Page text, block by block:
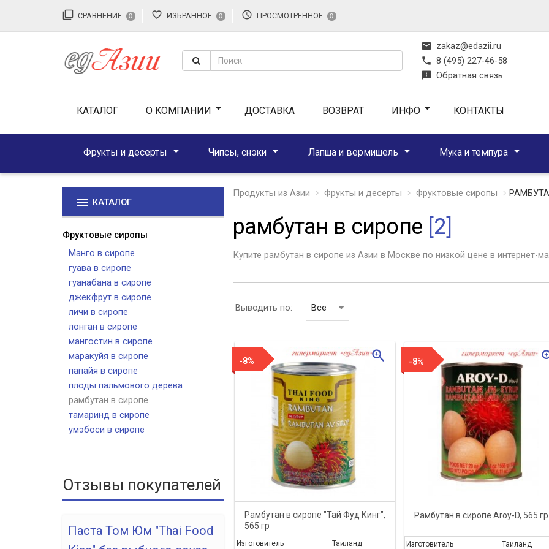
filter_none СРАВНЕНИЕ 0 favorite_border ИЗБРАННОЕ 0 access_time ПРОСМОТРЕННОЕ 0
mail zakaz@edazii.ru
phone 8 (495) 227-46-58
feedback Обратная связь
КАТАЛОГ О КОМПАНИИ ДОСТАВКА ВОЗВРАТ ИНФО КОНТАКТЫ
Фрукты и десерты Чипсы, снэки Лапша и вермишель Мука и темпура
menu КАТАЛОГ
Фруктовые сиропы
Манго в сиропе
гуава в сиропе
гуанабана в сиропе
джекфрут в сиропе
личи в сиропе
лонган в сиропе
мангостин в сиропе
маракуйя в сиропе
папайя в сиропе
плоды пальмового дерева
рамбутан в сиропе
тамаринд в сиропе
умэбоси в сиропе
Отзывы покупателей
Паста Том Юм "Thai Food
Продукты из Азии Фрукты и десерты Фруктовые сиропы
рамбутан в сиропе [2]
Купите рамбутан в сиропе из Азии в Москве по низкой цене в интернет-
Выводить по: Все
-8%
Рамбутан в сиропе "Тай Фуд Кинг",
565 гр
Изготовитель Таиланд
zoom_in -8%
Рамбутан в сиропе Aroy-D, 565 гр
Изготовитель Таиланд